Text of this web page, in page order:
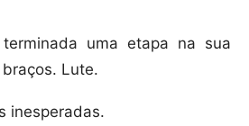
uma etapa na sua
Lute.
inesperadas.